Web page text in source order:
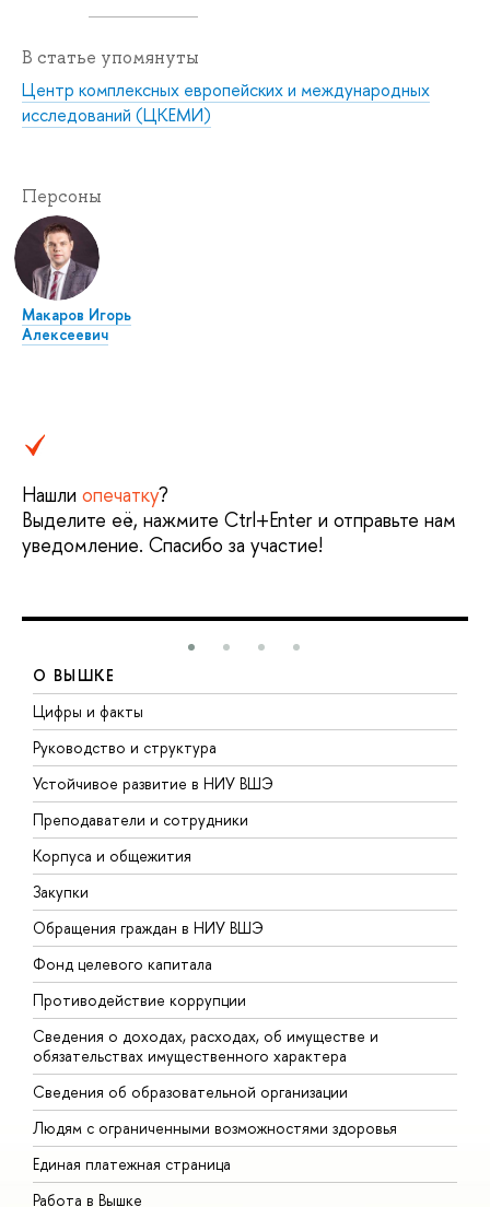
В статье упомянуты
Центр комплексных европейских и международных
исследований (ЦКЕМИ)
Персоны
Макаров Игорь
Алексеевич
Нашли опечатку?
Выделите её, нажмите Ctrl+Enter и отправьте нам
уведомление. Спасибо за участие!
О ВЫШКЕ
Цифры и факты
Руководство и структура
Устойчивое развитие в НИУ ВШЭ
Преподаватели и сотрудники
Корпуса и общежития
Закупки
Обращения граждан в НИУ ВШЭ
Фонд целевого капитала
Противодействие коррупции
Сведения о доходах, расходах, об имуществе и
обязательствах имущественного характера
Сведения об образовательной организации
Людям с ограниченными возможностями здоровья
Единая платежная страница
Работа в Вышке